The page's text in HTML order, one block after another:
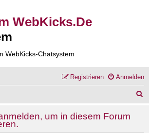
WebKicks.De
WebKicks-Chatsystem
Anmelden
Registrieren
um in diesem Forum